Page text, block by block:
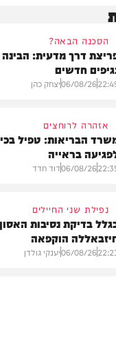
הסכנה הבאה?
דרך מדעית:
חדשים
06/08/26יצחק כהן
אזהרה לרוחצים
הבריאות: טפיל
בראייה
06/08/26דוד חדד
נפילת שני החיילים
בדיקת נסיבות
הוקפאה
06/08/26יענקי גולדן